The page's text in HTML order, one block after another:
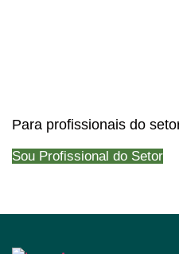
Para profissionais do
Sou Profissional do Setor